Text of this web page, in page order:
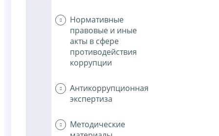
Нормативные
правовые и иные
акты в сфере
противодействия
коррупции
Антикоррупционная
экспертиза
Методические